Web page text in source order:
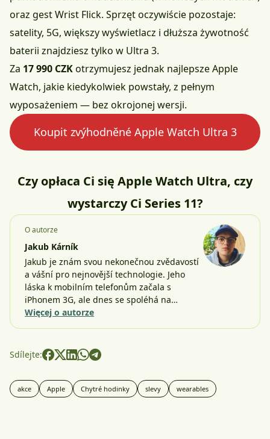
oraz gest Wrist Flick. Sprzęt oczywiście pozostaje:
satelity, 5G, większy wyświetlacz i dłuższa żywotność
baterii znajdziesz tylko w Ultra 3.
Za 17 990 CZKotrzymujesz jednak najlepsze Apple
Watch, jakie kiedykolwiek powstały, z pełnym
wyposażeniem — bez okrojonej wersji.
Koupit zvýhodněné Apple Watch Ultra 3
Czy opłaca Ci się Apple Watch Ultra, czy
wystarczy Ci Series 11?
O autorze
Jakub Kárník
Jakub je znám svou nekonečnou zvědavostí
a vášní pro nejnovější technologie. Jeho
láska k mobilním telefonům začala s
iPhonem 3G, ale dnes se spoléhá na…
Więcej o autorze
Sdílejte:
akce Apple Chytré hodinky slevy wearables